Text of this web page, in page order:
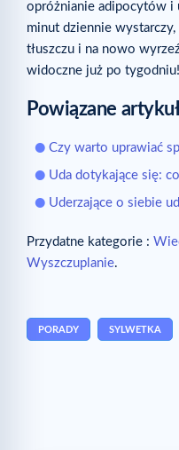
opróżnianie adipocytów i
minut dziennie
tłuszczu i na nowo
widoczne już po tygodniu!
Powiązane
Czy warto uprawiać
Uda dotykające się:
Uderzające o siebie
Przydatne kategorie :
Wyszczuplanie.
PORADY SYLWETKA